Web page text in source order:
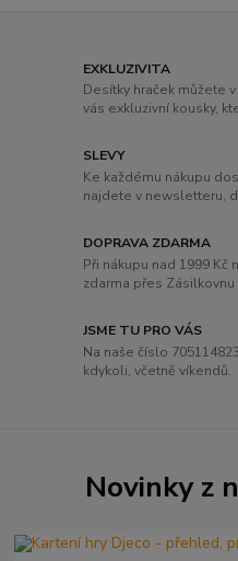
EXKLUZIVITA
Desítky hraček můžete
vás exkluzivní kousky,
SLEVY
Ke každému nákupu
najdete v newsletteru,
DOPRAVA ZDARMA
Při nákupu nad 1999
zdarma přes Zásilkovnu
JSME TU PRO VÁS
Na naše číslo
kdykoli, včetně víkendů.
Novinky z